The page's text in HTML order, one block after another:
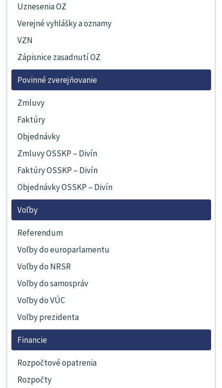
Uznesenia OZ
Verejné vyhlášky a oznamy
VZN
Zápisnice zasadnutí OZ
Povinné zverejňovanie
Zmluvy
Faktúry
Objednávky
Zmluvy OSSKP – Divín
Faktúry OSSKP – Divín
Objednávky OSSKP – Divín
Voľby
Referendum
Voľby do europarlamentu
Voľby do NRSR
Voľby do samospráv
Voľby do VÚC
Voľby prezidenta
Financie
Rozpočtové opatrenia
Rozpočty